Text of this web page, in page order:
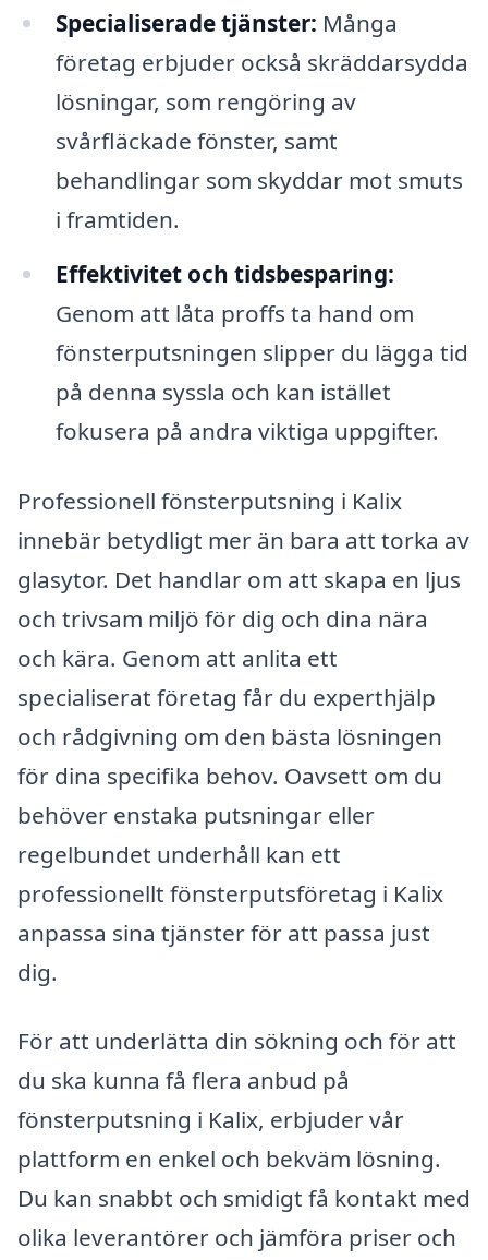
Specialiserade tjänster: Många
företag erbjuder också skräddarsydda
lösningar, som rengöring av
svårfläckade fönster, samt
behandlingar som skyddar mot smuts
i framtiden.
Effektivitet och tidsbesparing:
Genom att låta proffs ta hand om
fönsterputsningen slipper du lägga tid
på denna syssla och kan istället
fokusera på andra viktiga uppgifter.
Professionell fönsterputsning i Kalix
innebär betydligt mer än bara att torka av
glasytor. Det handlar om att skapa en ljus
och trivsam miljö för dig och dina nära
och kära. Genom att anlita ett
specialiserat företag får du experthjälp
och rådgivning om den bästa lösningen
för dina specifika behov. Oavsett om du
behöver enstaka putsningar eller
regelbundet underhåll kan ett
professionellt fönsterputsföretag i Kalix
anpassa sina tjänster för att passa just
dig.
För att underlätta din sökning och för att
du ska kunna få flera anbud på
fönsterputsning i Kalix, erbjuder vår
plattform en enkel och bekväm lösning.
Du kan snabbt och smidigt få kontakt med
olika leverantörer och jämföra priser och